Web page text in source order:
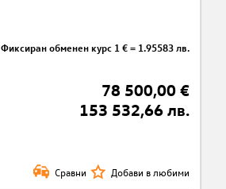
Фиксиран обменен курс 1 € = 1.95583 лв.
78 500,00 €
153 532,66 лв.
Сравни Добави в любими